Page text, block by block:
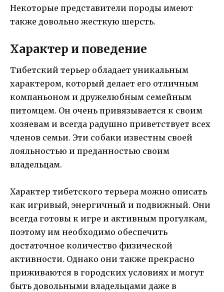
Некоторые представители породы имеют
также довольно жесткую шерсть.
Характер и поведение
Тибетский терьер обладает уникальным
характером, который делает его отличным
компаньоном и дружелюбным семейным
питомцем. Он очень привязывается к своим
хозяевам и всегда радушно приветствует всех
членов семьи. Эти собаки известны своей
лояльностью и преданностью своим
владельцам.
Характер тибетского терьера можно описать
как игривый, энергичный и подвижный. Они
всегда готовы к игре и активным прогулкам,
поэтому им необходимо обеспечить
достаточное количество физической
активности. Однако они также прекрасно
приживаются в городских условиях и могут
быть довольными владельцами даже в